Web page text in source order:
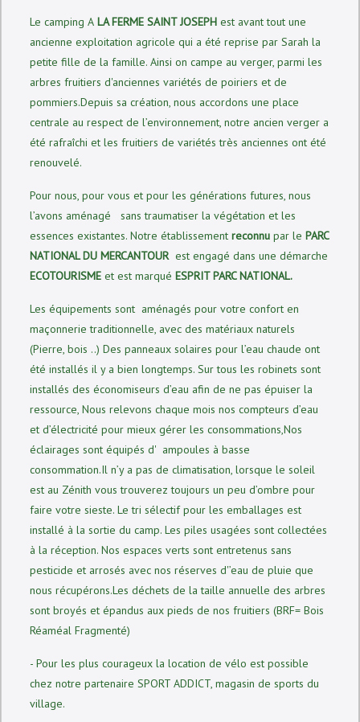
Le camping A LA FERME SAINT JOSEPH est avant tout une
ancienne exploitation agricole qui a été reprise par Sarah la
petite fille de la famille. Ainsi on campe au verger, parmi les
arbres fruitiers d'anciennes variétés de poiriers et de
pommiers.Depuis sa création, nous accordons une place
centrale au respect de l’environnement, notre ancien verger a
été rafraîchi et les fruitiers de variétés très anciennes ont été
renouvelé.
Pour nous, pour vous et pour les générations futures, nous
l’avons aménagé sans traumatiser la végétation et les
essences existantes. Notre établissementreconnupar lePARC
NATIONAL DU MERCANTOUR est engagé dans une démarche
ECOTOURISME et est marquéESPRIT PARC NATIONAL.
Les équipements sont aménagés pour votre confort en
maçonnerie traditionnelle, avec des matériaux naturels
(Pierre, bois ..) Des panneaux solaires pour l’eau chaude ont
été installés il y a bien longtemps. Sur tous les robinets sont
installés des économiseurs d’eau afin de ne pas épuiser la
ressource, Nous relevons chaque mois nos compteurs d’eau
et d’électricité pour mieux gérer les consommations,Nos
éclairages sont équipés d' ampoules à basse
consommation.Il n’y a pas de climatisation, lorsque le soleil
est au Zénith vous trouverez toujours un peu d’ombre pour
faire votre sieste. Le tri sélectif pour les emballages est
installé à la sortie du camp. Les piles usagées sont collectées
à la réception. Nos espaces verts sont entretenus sans
pesticide et arrosés avec nos réserves d'’eau de pluie que
nous récupérons.Les déchets de la taille annuelle des arbres
sont broyés et épandus aux pieds de nos fruitiers (BRF= Bois
Réaméal Fragmenté)
- Pour les plus courageux la location de vélo est possible
chez notre partenaire SPORT ADDICT, magasin de sports du
village.